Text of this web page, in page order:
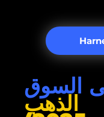
السوق
الذهب